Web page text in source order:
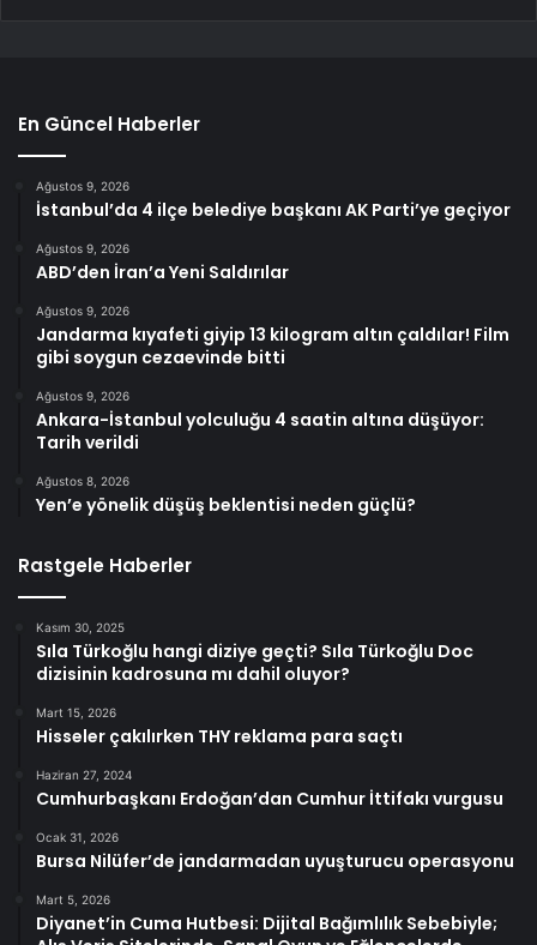
En Güncel Haberler
Ağustos 9, 2026
İstanbul’da 4 ilçe belediye başkanı AK Parti’ye geçiyor
Ağustos 9, 2026
ABD’den İran’a Yeni Saldırılar
Ağustos 9, 2026
Jandarma kıyafeti giyip 13 kilogram altın çaldılar! Film
gibi soygun cezaevinde bitti
Ağustos 9, 2026
Ankara-İstanbul yolculuğu 4 saatin altına düşüyor:
Tarih verildi
Ağustos 8, 2026
Yen’e yönelik düşüş beklentisi neden güçlü?
Rastgele Haberler
Kasım 30, 2025
Sıla Türkoğlu hangi diziye geçti? Sıla Türkoğlu Doc
dizisinin kadrosuna mı dahil oluyor?
Mart 15, 2026
Hisseler çakılırken THY reklama para saçtı
Haziran 27, 2024
Cumhurbaşkanı Erdoğan’dan Cumhur İttifakı vurgusu
Ocak 31, 2026
Bursa Nilüfer’de jandarmadan uyuşturucu operasyonu
Mart 5, 2026
Diyanet’in Cuma Hutbesi: Dijital Bağımlılık Sebebiyle;